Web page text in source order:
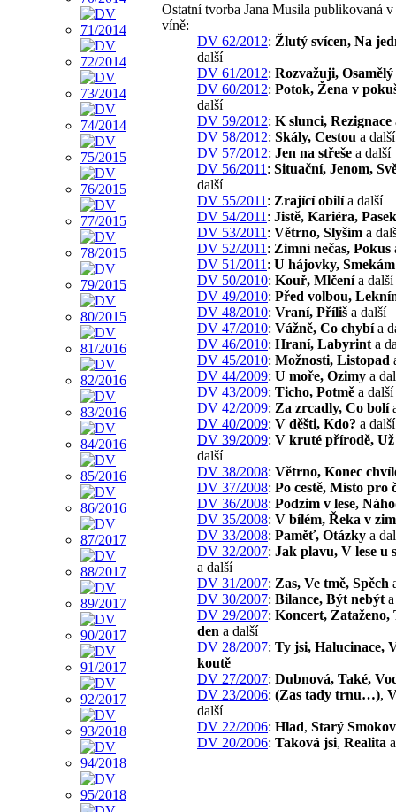
Ostatní tvorba Jana Musila publikovaná
víně:
DV 62/2012: Žlutý svícen, Na
další
DV 61/2012: Rozvažuji, Osamělý
DV 60/2012: Potok, Žena v
další
DV 59/2012: K slunci, Rezignace
DV 58/2012: Skály, Cestou a další
DV 57/2012: Jen na střeše a další
DV 56/2011 : Situační, Jenom,
další
DV 55/2011 : Zrající obilía další
DV 54/2011 : Jistě, Kariéra,
DV 53/2011 : Větrno, Slyším a
DV 52/2011 : Zimní nečas, Pokus
DV 51/2011 : U hájovky, Smekám
DV 50/2010: Kouř, Mlčenía další
DV 49/2010: Před volbou,
DV 48/2010: Vraní, Příliš a další
DV 47/2010: Vážně, Co chybía
DV 46/2010: Hraní, Labyrint a
DV 45/2010: Možnosti, Listopad
DV 44/2009: U moře, Ozimy a
DV 43/2009: Ticho, Potmě a další
DV 42/2009: Za zrcadly, Co bolí
DV 40/2009: V děšti, Kdo? a další
DV 39/2009: V kruté přírodě,
další
DV 38/2008: Větrno, Konec
DV 37/2008: Po cestě, Místo pro
DV 36/2008: Podzim v lese,
DV 35/2008: V bílém, Řeka v
DV 33/2008: Paměť, Otázky a
DV 32/2007: Jak plavu, V lese u
a další
DV 31/2007: Zas, Ve tmě, Spěch
DV 30/2007: Bilance, Být nebýt
DV 29/2007: Koncert, Zataženo,
den a další
DV 28/2007: Ty jsi, Halucinace,
koutě
DV 27/2007: Dubnová, Také,
DV 23/2006: (Zas tady trnu…),
další
DV 22/2006: Hlad, Starý
DV 20/2006: Taková jsi, Realita